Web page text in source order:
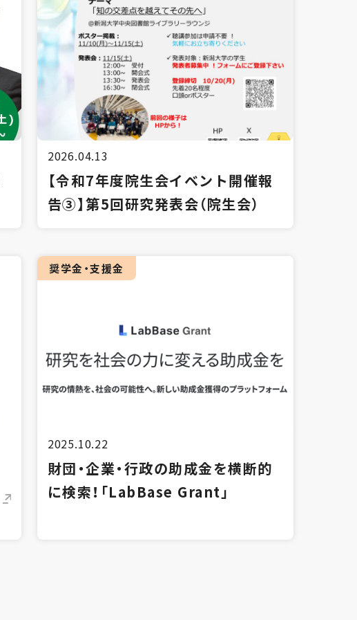
2026.04.13
【令和7年度院生会イベント開催報
告③】第5回研究発表会（院生会）
奨学金・支援金
2025.10.22
財団・企業・行政の助成金を横断的
に検索！「LabBase Grant」